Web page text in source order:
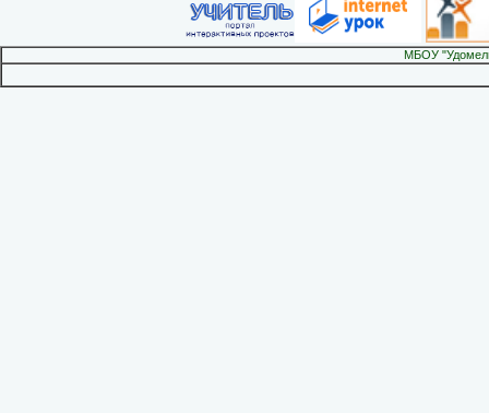
МБОУ